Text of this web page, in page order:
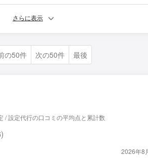
さらに表示
の50件 次の50件 最後
/ 設定代行の口コミの平均点と累計数
2026年8